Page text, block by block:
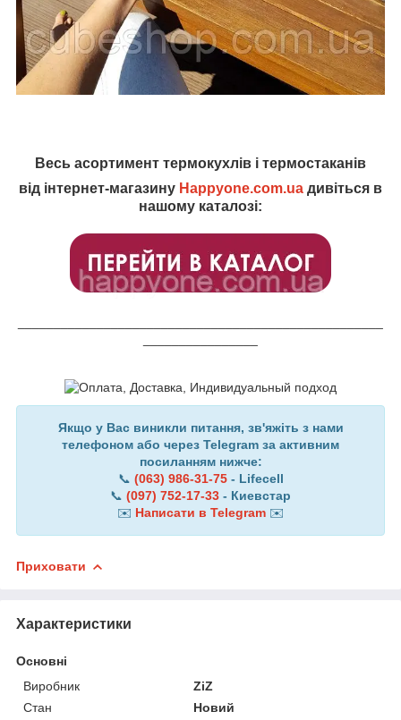
Весь асортимент термокухлів і термостаканів
від інтернет-магазину Happyone.com.ua дивіться в
нашому каталозі:
Якщо у Вас виникли питання, зв'яжіть з нами
телефоном або через Telegram за активним
посиланням нижче:
📞 (063) 986-31-75- Lifecell
📞 (097) 752-17-33 - Киевстар
✉️ Написати в Telegram ✉️
Приховати
Характеристики
Основні
Виробник
ZiZ
Стан
Новий